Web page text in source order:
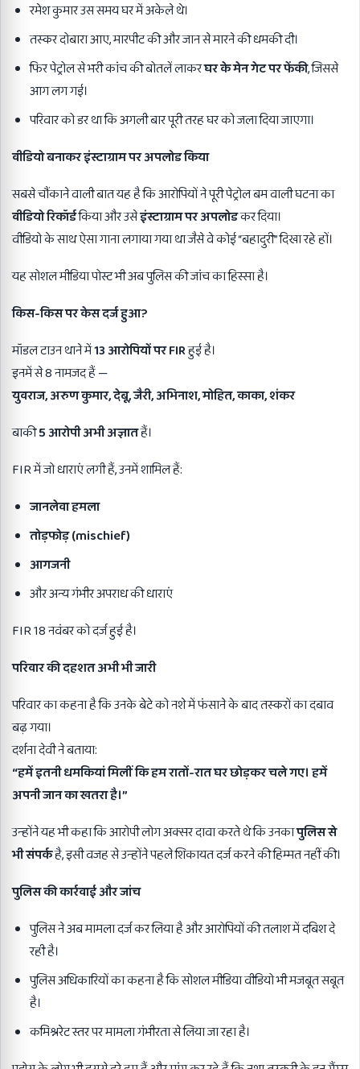
रमेश कुमार उस समय घर में अकेले थे।
तस्कर दोबारा आए, मारपीट की और जान से मारने की धमकी दी।
फिर पेट्रोल से भरी कांच की बोतलें लाकरघर के मेन गेट पर फेंकी, जिससे
आग लग गई।
परिवार को डर था कि अगली बार पूरी तरह घर को जला दिया जाएगा।
वीडियो बनाकर इंस्टाग्राम पर अपलोड किया
सबसे चौंकाने वाली बात यह है कि आरोपियों ने पूरी पेट्रोल बम वाली घटना का
वीडियो रिकॉर्डकिया और उसेइंस्टाग्राम पर अपलोडकर दिया।
वीडियो के साथ ऐसा गाना लगाया गया था जैसे वे कोई “बहादुरी” दिखा रहे हों।
यह सोशल मीडिया पोस्ट भी अब पुलिस की जांच का हिस्सा है।
किस-किस पर केस दर्ज हुआ?
मॉडल टाउन थाने में13 आरोपियों पर FIRहुई है।
इनमें से 8 नामजद हैं —
युवराज,अरुण कुमार,देबू,जैरी,अभिनाश,मोहित,काका,शंकर
बाकी5 आरोपी अभी अज्ञातहैं।
FIR में जो धाराएं लगी हैं, उनमें शामिल हैं:
जानलेवा हमला
तोड़फोड़ (mischief)
आगजनी
और अन्य गंभीर अपराध की धाराएं
FIR 18 नवंबर को दर्ज हुई है।
परिवार की दहशत अभी भी जारी
परिवार का कहना है कि उनके बेटे को नशे में फंसाने के बाद तस्करों का दबाव
बढ़ गया।
दर्शना देवी ने बताया:
“हमें इतनी धमकियां मिलीं कि हम रातों-रात घर छोड़कर चले गए। हमें
अपनी जान का खतरा है।”
उन्होंने यह भी कहा कि आरोपी लोग अक्सर दावा करते थे कि उनकापुलिस से
भी संपर्कहै, इसी वजह से उन्होंने पहले शिकायत दर्ज करने की हिम्मत नहीं की।
पुलिस की कार्रवाई और जांच
पुलिस ने अब मामला दर्ज कर लिया है और आरोपियों की तलाश में दबिश दे
रही है।
पुलिस अधिकारियों का कहना है कि सोशल मीडिया वीडियो भी मजबूत सबूत
है।
कमिश्नरेट स्तर पर मामला गंभीरता से लिया जा रहा है।